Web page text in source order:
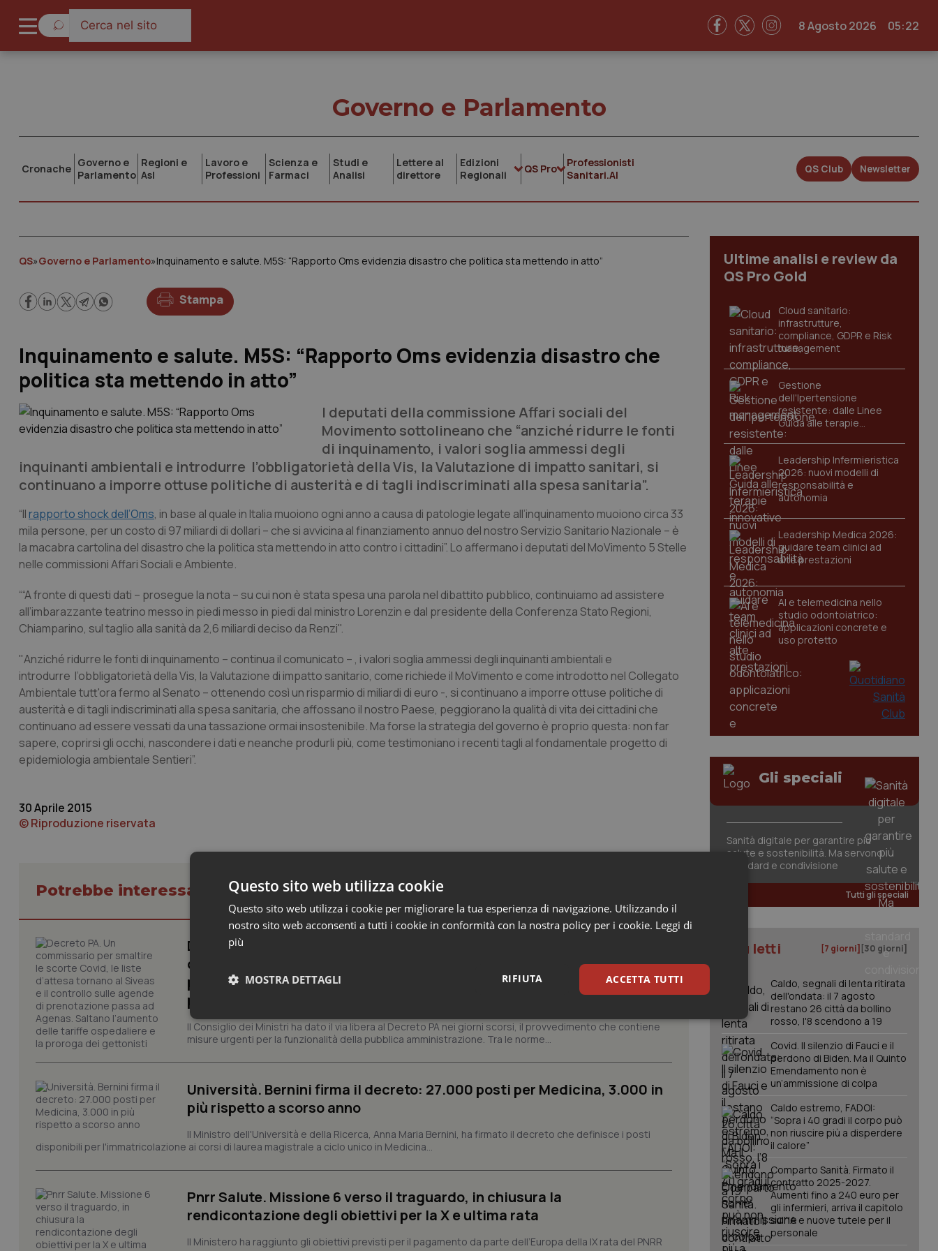
8 Agosto 2026 05:22
Governo e Parlamento
Cronache Governo e
Parlamento
Regioni e
Asl
Lavoro e
Professioni
Scienza e
Farmaci
Studi e
Analisi
Lettere al
direttore
Edizioni
Regionali
QS Pro
Professionisti
Sanitari.AI
QS Club Newsletter
QS»Governo e Parlamento»Inquinamento e salute. M5S: “Rapporto Oms evidenzia disastro che politica sta mettendo in atto”
Stampa
Inquinamento e salute. M5S: “Rapporto Oms evidenzia disastro che
politica sta mettendo in atto”
I deputati della commissione Affari sociali del
Movimento sottolineano che “anziché ridurre le fonti
di inquinamento, i valori soglia ammessi degli
inquinanti ambientali e introdurre l’obbligatorietà della Vis, la Valutazione di impatto sanitari, si
continuano a imporre ottuse politiche di austerità e di tagli indiscriminati alla spesa sanitaria”.
“Ilrapporto shock dell’Oms, in base al quale in Italia muoiono ogni anno a causa di patologie legate all’inquinamento muoiono circa 33
mila persone, per un costo di 97 miliardi di dollari – che si avvicina al finanziamento annuo del nostro Servizio Sanitario Nazionale – è
la macabra cartolina del disastro che la politica sta mettendo in atto contro i cittadini”. Lo affermano i deputati del MoVimento 5 Stelle
nelle commissioni Affari Sociali e Ambiente.
““A fronte di questi dati – prosegue la nota – su cui non è stata spesa una parola nel dibattito pubblico, continuiamo ad assistere
all’imbarazzante teatrino messo in piedi messo in piedi dal ministro Lorenzin e dal presidente della Conferenza Stato Regioni,
Chiamparino, sul taglio alla sanità da 2,6 miliardi deciso da Renzi".
"Anziché ridurre le fonti di inquinamento – continua il comunicato – , i valori soglia ammessi degli inquinanti ambientali e
introdurre l’obbligatorietà della Vis, la Valutazione di impatto sanitario, come richiede il MoVimento e come introdotto nel Collegato
Ambientale tutt'ora fermo al Senato – ottenendo così un risparmio di miliardi di euro -, si continuano a imporre ottuse politiche di
austerità e di tagli indiscriminati alla spesa sanitaria, che affossano il nostro Paese, peggiorano la qualità di vita dei cittadini che
continuano ad essere vessati da una tassazione ormai insostenibile. Ma forse la strategia del governo è proprio questa: non far
sapere, coprirsi gli occhi, nascondere i dati e neanche produrli più, come testimoniano i recenti tagli al fondamentale progetto di
epidemiologia ambientale Sentieri”.
30 Aprile 2015
© Riproduzione riservata
Potrebbe interessarti in Governo e Parlamento
Decreto PA. Un commissario per smaltire le scorte Covid, le liste
d’attesa tornano al Siveas e il controllo sulle agende di prenotazione
passa ad Agenas. Saltano l’aumento delle tariffe ospedaliere e la
proroga dei gettonisti
Il Consiglio dei Ministri ha dato il via libera al Decreto PA nei giorni scorsi, il provvedimento che contiene
misure urgenti per la funzionalità della pubblica amministrazione. Tra le norme...
Università. Bernini firma il decreto: 27.000 posti per Medicina, 3.000 in
più rispetto a scorso anno
Il Ministro dell'Università e della Ricerca, Anna Maria Bernini, ha firmato il decreto che definisce i posti
disponibili per l'immatricolazione ai corsi di laurea magistrale a ciclo unico in Medicina...
Pnrr Salute. Missione 6 verso il traguardo, in chiusura la
rendicontazione degli obiettivi per la X e ultima rata
Il Ministero ha raggiunto gli obiettivi previsti per il pagamento da parte dell’Europa della IX rata del PNRR
Ultime analisi e review da
QS Pro Gold
Cloud sanitario:
infrastrutture,
compliance, GDPR e Risk
management
Gestione
dell'Ipertensione
resistente: dalle Linee
Guida alle terapie
innovative
Leadership Infermieristica
2026: nuovi modelli di
responsabilità e
autonomia
Leadership Medica 2026:
guidare team clinici ad
alte prestazioni
AI e telemedicina nello
studio odontoiatrico:
applicazioni concrete e
uso protetto
Gli speciali
Sanità digitale per garantire più
salute e sostenibilità. Ma servono
standard e condivisione
Tutti gli speciali
I più letti [7 giorni] [30 giorni]
Caldo, segnali di lenta ritirata
dell'ondata: il 7 agosto
restano 26 città da bollino
rosso, l'8 scendono a 19
Covid. Il silenzio di Fauci e il
perdono di Biden. Ma il Quinto
Emendamento non è
un’ammissione di colpa
Caldo estremo, FADOI:
“Sopra i 40 gradi il corpo può
non riuscire più a disperdere
il calore”
Comparto Sanità. Firmato il
contratto 2025-2027.
Aumenti fino a 240 euro per
gli infermieri, arriva il capitolo
sull'IA e nuove tutele per il
personale
Questo sito web utilizza cookie
Questo sito web utilizza i cookie per migliorare la tua esperienza di navigazione. Utilizzando il
nostro sito web acconsenti a tutti i cookie in conformità con la nostra policy per i cookie. Leggi di
più
ACCETTA TUTTI
RIFIUTA
MOSTRA DETTAGLI
Necessari Statistici Marketing
I cookie necessari contribuiscono a rendere fruibile il sito web abilitandone funzionalità di base quali la navigazione sulle pagine
VISITOR_PRIVACY_METADATA
YouTube
.youtube.com
5 mesi 4
settimane
Questo cookie viene utilizzato per memorizzare le
interazione con il sito. Registra i dati sul consenso
impostazioni sulla privacy, garantendo che le loro
preferenze siano onorate nelle sessioni future.